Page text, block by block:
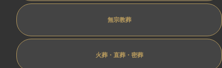
無宗教葬
火葬・直葬・密葬